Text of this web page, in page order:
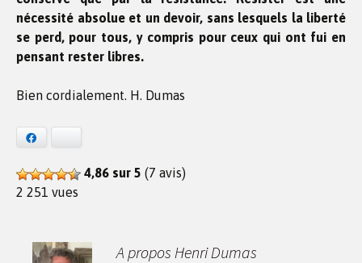
nécessité absolue et un devoir, sans lesquels la liberté
se perd, pour tous, y compris pour ceux qui ont fui en
pensant rester libres.
Bien cordialement. H. Dumas
4,86 sur 5 (7 avis)
2 251 vues
A propos Henri Dumas